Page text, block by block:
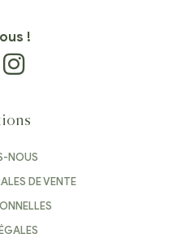
!
NOUS
DE VENTE